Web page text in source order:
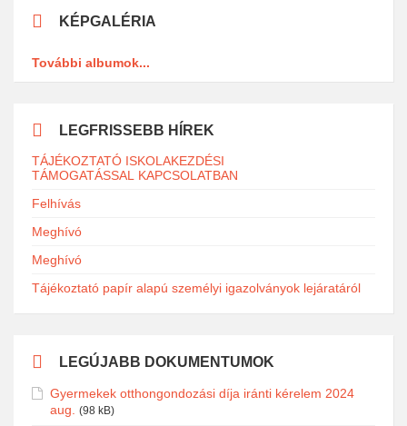
KÉPGALÉRIA
További albumok...
LEGFRISSEBB HÍREK
TÁJÉKOZTATÓ ISKOLAKEZDÉSI
TÁMOGATÁSSAL KAPCSOLATBAN
Felhívás
Meghívó
Meghívó
Tájékoztató papír alapú személyi igazolványok lejáratáról
LEGÚJABB DOKUMENTUMOK
Gyermekek otthongondozási díja iránti kérelem 2024
aug.
(98 kB)